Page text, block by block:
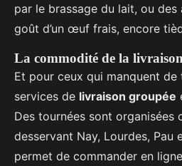
par le brassage du lait, ou
goût d’un œuf frais, encore
La commodité de la
Et pour ceux qui manquent de
services de livraison groupée
Des tournées sont organisées
desservant Nay, Lourdes, Pau
permet de commander en